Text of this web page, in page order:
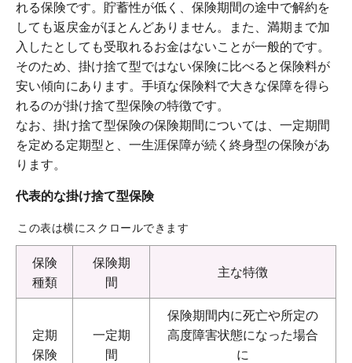
れる保険です。貯蓄性が低く、保険期間の途中で解約を
しても返戻金がほとんどありません。また、満期まで加
入したとしても受取れるお金はないことが一般的です。
そのため、掛け捨て型ではない保険に比べると保険料が
安い傾向にあります。手頃な保険料で大きな保障を得ら
れるのが掛け捨て型保険の特徴です。
なお、掛け捨て型保険の保険期間については、一定期間
を定める定期型と、一生涯保障が続く終身型の保険があ
ります。
代表的な掛け捨て型保険
この表は横にスクロールできます
保険
種類
保険期
間
主な特徴
定期
保険
一定期
間
保険期間内に死亡や所定の
高度障害状態になった場合
に